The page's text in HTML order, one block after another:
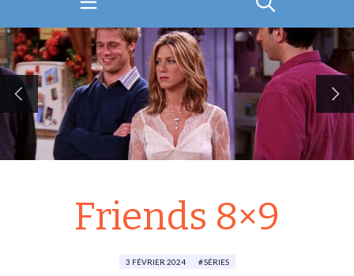
Friends 8×9
3 FÉVRIER 2024 SÉRIES